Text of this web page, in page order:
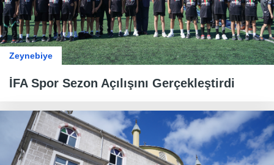
Zeynebiye
İFA Spor Sezon Açılışını Gerçekleştirdi